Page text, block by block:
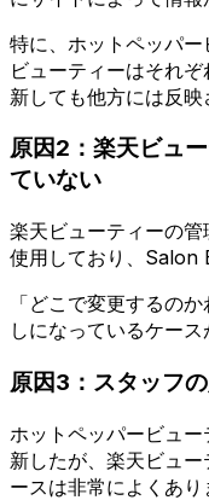
特に、ホットペッパ
ビューティーはそれぞ
新しても他方には反映
原因2：楽天ビュ
ていない
楽天ビューティーの
使用しており、Salon
「どこで変更するの
しになっているケース
原因3：スタッフ
ホットペッパービュ
新したが、楽天ビュ
ースは非常によくあり